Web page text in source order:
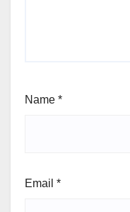
Name *
Email *